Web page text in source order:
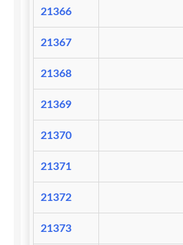
21366
21367
21368
21369
21370
21371
21372
21373